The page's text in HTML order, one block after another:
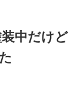
中だけど